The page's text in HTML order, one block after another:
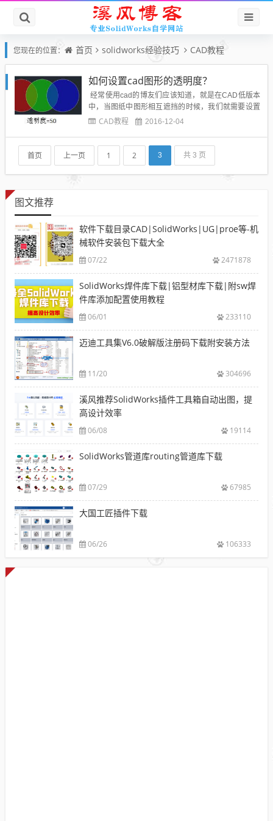
您现在的位置： 首页 solidworks经验技巧 CAD教程
如何设置cad图形的透明度？
经常使用cad的博友们应该知道，就是在CAD低版本
中，当图纸中图形相互遮挡的时候，我们就需要设置
图形的顺序，让一些文字、标注及必须显示的图形前
的透明度，前后的图形都可以同时显示，如下图所
示：透明...
CAD教程 2016-12-04
首页 上一页 1 2 3 共 3 页
图文推荐
软件下载目录CAD|SolidWorks|UG|proe等-机
械软件安装包下载大全
07/22 2471878
SolidWorks焊件库下载|铝型材库下载|附sw焊
件库添加配置使用教程
06/01 233110
迈迪工具集V6.0破解版注册码下载附安装方法
11/20 304696
溪风推荐SolidWorks插件工具箱自动出图，提
高设计效率
06/08 19114
SolidWorks管道库routing管道库下载
07/29 67985
大国工匠插件下载
06/26 106333